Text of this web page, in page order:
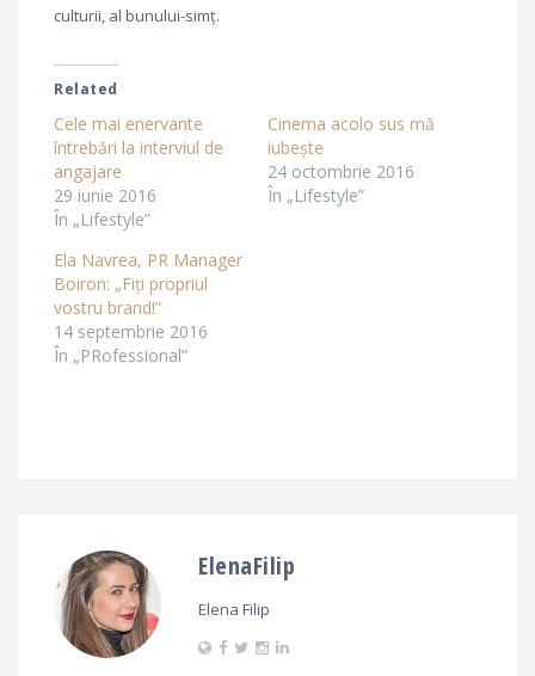
culturii, al bunului-simț.
Related
Cele mai enervante
întrebări la interviul de
angajare
29 iunie 2016
În „Lifestyle”
Cinema acolo sus mă
iubește
24 octombrie 2016
În „Lifestyle”
Ela Navrea, PR Manager
Boiron: „Fiți propriul
vostru brand!”
14 septembrie 2016
În „PRofessional”
ElenaFilip
Elena Filip